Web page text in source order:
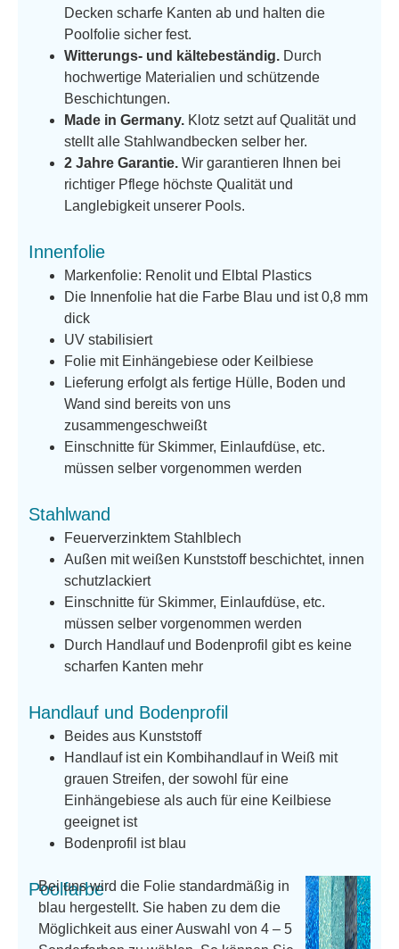
Decken scharfe Kanten ab und halten die
Poolfolie sicher fest.
Witterungs- und kältebeständig. Durch
hochwertige Materialien und schützende
Beschichtungen.
Made in Germany. Klotz setzt auf Qualität und
stellt alle Stahlwandbecken selber her.
2 Jahre Garantie. Wir garantieren Ihnen bei
richtiger Pflege höchste Qualität und
Langlebigkeit unserer Pools.
Innenfolie
Markenfolie: Renolit und Elbtal Plastics
Die Innenfolie hat die Farbe Blau und ist 0,8 mm
dick
UV stabilisiert
Folie mit Einhängebiese oder Keilbiese
Lieferung erfolgt als fertige Hülle, Boden und
Wand sind bereits von uns
zusammengeschweißt
Einschnitte für Skimmer, Einlaufdüse, etc.
müssen selber vorgenommen werden
Stahlwand
Feuerverzinktem Stahlblech
Außen mit weißen Kunststoff beschichtet, innen
schutzlackiert
Einschnitte für Skimmer, Einlaufdüse, etc.
müssen selber vorgenommen werden
Durch Handlauf und Bodenprofil gibt es keine
scharfen Kanten mehr
Handlauf und Bodenprofil
Beides aus Kunststoff
Handlauf ist ein Kombihandlauf in Weiß mit
grauen Streifen, der sowohl für eine
Einhängebiese als auch für eine Keilbiese
geeignet ist
Bodenprofil ist blau
Poolfarbe
Bei uns wird die Folie standardmäßig in
blau hergestellt. Sie haben zu dem die
Möglichkeit aus einer Auswahl von 4 – 5